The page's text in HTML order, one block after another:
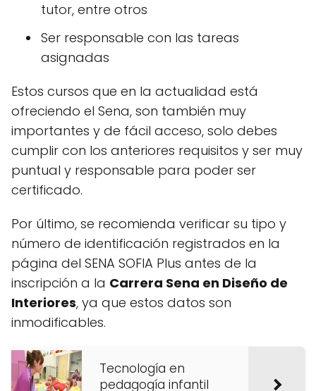
tutor, entre otros
Ser responsable con las tareas
asignadas
Estos cursos que en la actualidad está
ofreciendo el Sena, son también muy
importantes y de fácil acceso, solo debes
cumplir con los anteriores requisitos y ser muy
puntual y responsable para poder ser
certificado.
Por último, se recomienda verificar su tipo y
número de identificación registrados en la
página del SENA SOFIA Plus antes de la
inscripción a la Carrera Sena en Diseño de
Interiores, ya que estos datos son
inmodificables.
Tecnología en
pedagogía infantil